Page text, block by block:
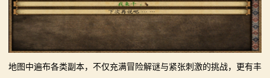
地图中遍布各类副本，不仅充满冒险解谜与紧张刺激的挑战，更有丰